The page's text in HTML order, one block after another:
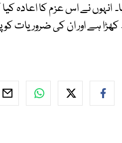
انہوں نے اس عزم کا
ہے اور ان کی ضروریات کو